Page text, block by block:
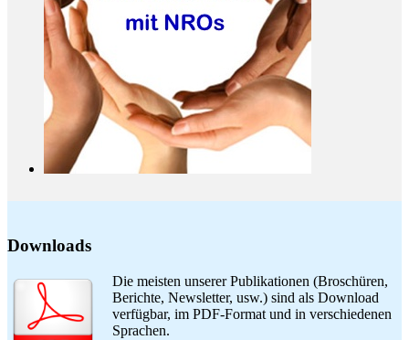
Downloads
Die meisten unserer Publikationen (Broschüren,
Berichte, Newsletter, usw.) sind als Download
verfügbar, im PDF-Format und in verschiedenen
Sprachen.